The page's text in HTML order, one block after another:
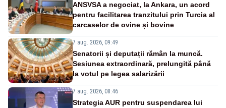
ANSVSA a negociat, la Ankara, un acord
pentru facilitarea tranzitului prin Turcia al
carcaselor de ovine și bovine
7 aug. 2026, 09:49
Senatorii și deputații rămân la muncă.
Sesiunea extraordinară, prelungită până
la votul pe legea salarizării
7 aug. 2026, 08:46
Strategia AUR pentru suspendarea lui